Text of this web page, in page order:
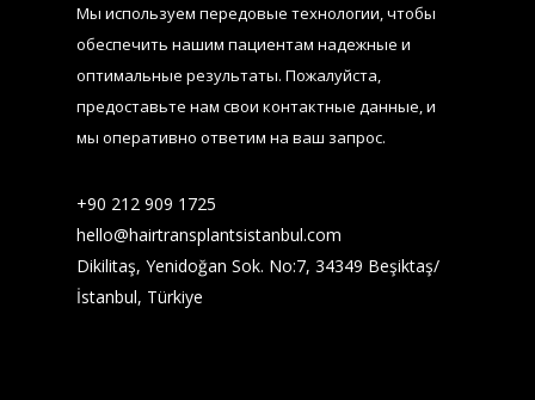
Мы используем передовые технологии, чтобы
обеспечить нашим пациентам надежные и
оптимальные результаты. Пожалуйста,
предоставьте нам свои контактные данные, и
мы оперативно ответим на ваш запрос.
+90 212 909 1725​
hello@hairtransplantsistanbul.com
Dikilitaş, Yenidoğan Sok. No:7, 34349 Beşiktaş/
İstanbul, Türkiye